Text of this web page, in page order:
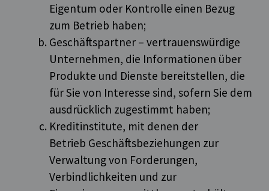
Eigentum oder Kontrolle einen Bezug
zum Betrieb haben;
Geschäftspartner – vertrauenswürdige
Unternehmen, die Informationen über
Produkte und Dienste bereitstellen, die
für Sie von Interesse sind, sofern Sie dem
ausdrücklich zugestimmt haben;
Kreditinstitute, mit denen der
Betrieb Geschäftsbeziehungen zur
Verwaltung von Forderungen,
Verbindlichkeiten und zur